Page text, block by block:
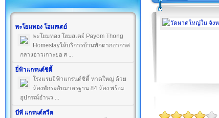
พะโยมทอง โฮมสเตย์
พะโยมทอง โฮมสเตย์ Payom Thong
Homestayให้บริการบ้านพักตากอากาศ
กลางอ่าวเกาะยอ ส ...
ยี่ฟ้าแกรนด์ซิตี้
โรงแรมยี่ฟ้าแกรนด์ซิตี้ หาดใหญ่ ด้วย
ห้องพักระดับมาตรฐาน 84 ห้อง พร้อม
อุปกรณ์อำนว ...
บีพี แกรนด์สวีต